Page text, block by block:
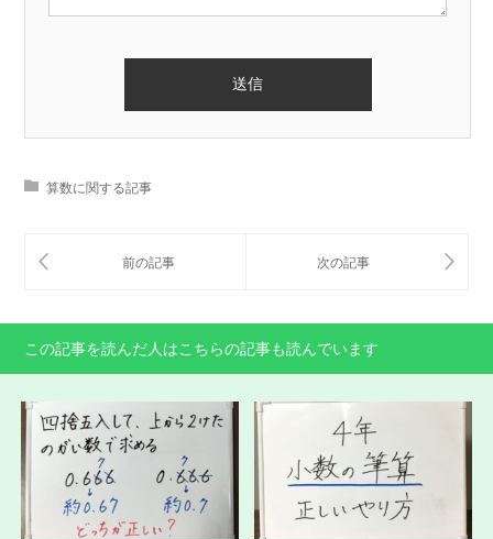
算数に関する記事
この記事を読んだ人はこちらの記事も読んでいます